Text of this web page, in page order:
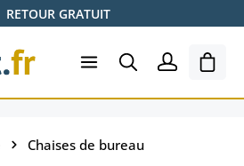
RETOUR GRATUIT
Le
Chaises de bureau